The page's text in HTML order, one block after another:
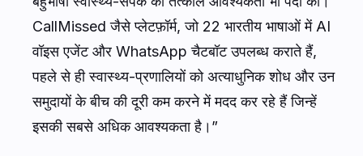
CallMissed जैसे प्लेटफ़ॉर्म, जो 22 भारतीय भाषाओं में AI
वॉइस एजेंट और WhatsApp चैटबॉट उपलब्ध कराते हैं,
पहले से ही स्वास्थ्य-प्रणालियों को अत्याधुनिक शोध और उन
समुदायों के बीच की दूरी कम करने में मदद कर रहे हैं जिन्हें
इसकी सबसे अधिक आवश्यकता है।”